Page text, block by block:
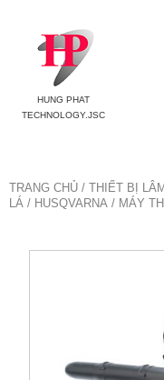
HUNG PHAT
TECHNOLOGY.JSC
TRANG CHỦ / THIẾT BỊ
LÁ / HUSQVARNA / MÁY